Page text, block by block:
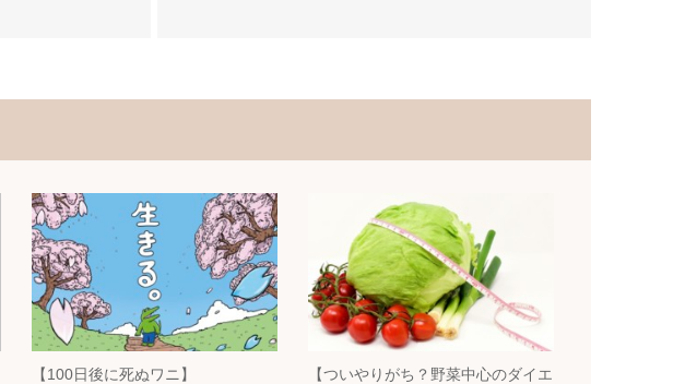
【100日後に死ぬワニ】
【ついやりがち？野菜中心のダイエ